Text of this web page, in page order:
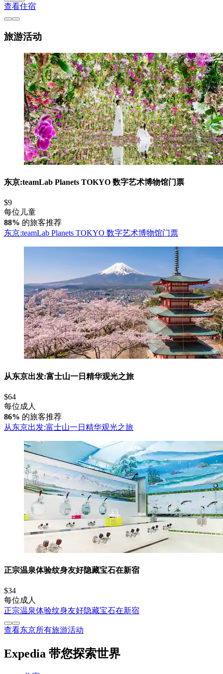
查看住宿
旅游活动
东京:teamLab Planets TOKYO 数字艺术博物馆门票
$9
每位儿童
88% 的旅客推荐
东京:teamLab Planets TOKYO 数字艺术博物馆门票
从东京出发:富士山一日精华观光之旅
$64
每位成人
86% 的旅客推荐
从东京出发:富士山一日精华观光之旅
正宗温泉体验纹身友好隐藏宝石在新宿
$34
每位成人
正宗温泉体验纹身友好隐藏宝石在新宿
查看东京所有旅游活动
Expedia 带您探索世界